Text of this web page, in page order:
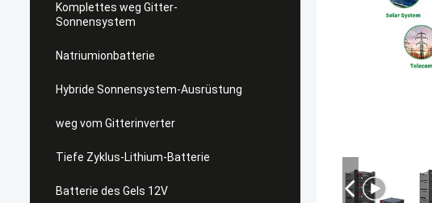
Komplettes weg Gitter-
Sonnensystem
Natriumionbatterie
Hybride Sonnensystem-Ausrüstung
weg vom Gitterinverter
Tiefe Zyklus-Lithium-Batterie
Batterie des Gels 12V